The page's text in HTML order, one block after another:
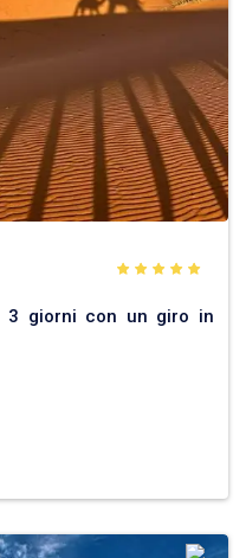
3 giorni con un giro in